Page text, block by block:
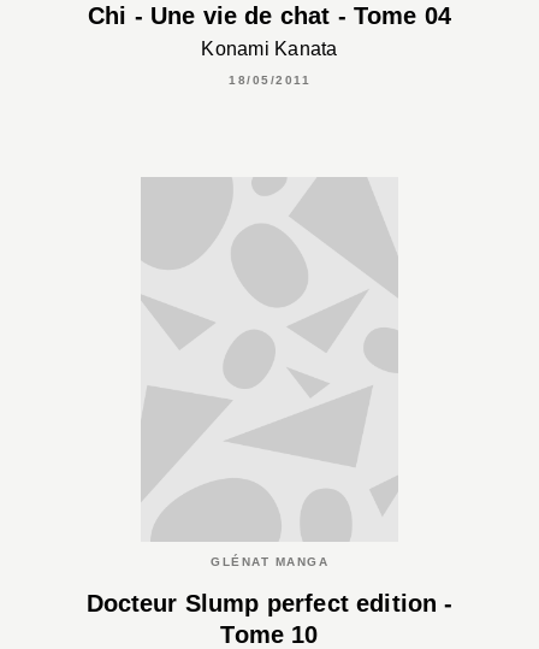
Chi - Une vie de chat - Tome 04
Konami Kanata
18/05/2011
GLÉNAT MANGA
Docteur Slump perfect edition -
Tome 10